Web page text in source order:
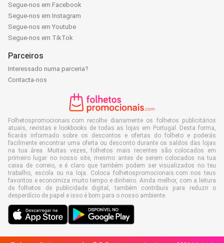
Segue-nos em Facebook
Segue-nos em Instagram
Segue-nos em Youtube
Segue-nos em TikTok
Parceiros
Interessado numa parceria?
Contacta-nos
Folhetospromocionais.com recolhe diariamente os folhetos publicitários
atuais, revistas e lookbooks de todas as lojas em Portugal. Desta forma,
ficarás informado sobre os descontos e ofertas do folheto e poderás
facilmente encontrar uma oferta ou desconto durante os saldos das lojas
na tua área. Muitas vezes, folhetos mais recentes são colocados em
primeiro lugar no nosso site, mesmo antes de serem colocados na tua
caixa de correio, e é claro que também podem ser visualizados no teu
trabalho, escola ou na loja. Coloca folhetospromocionais.com nos teus
favoritos e economiza muito tempo e dinheiro. Ainda melhor, com a leitura
de folhetos de publicidade digital, também contribuis para reduzir o
desperdício de papel e isso é bom para o nosso ambiente.